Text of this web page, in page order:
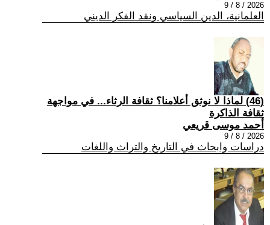
2026 / 8 / 9
العلمانية، الدين السياسي ونقد الفكر الديني
(46) لماذا لا نوثق أعلامنا؟ ثقافة الرثاء... في مواجهة
ثقافة الذاكرة
أحمد موسى قريعي
2026 / 8 / 9
دراسات وابحاث في التاريخ والتراث واللغات